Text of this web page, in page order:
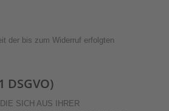
der bis zum Widerruf erfolgten
SICH AUS IHRER